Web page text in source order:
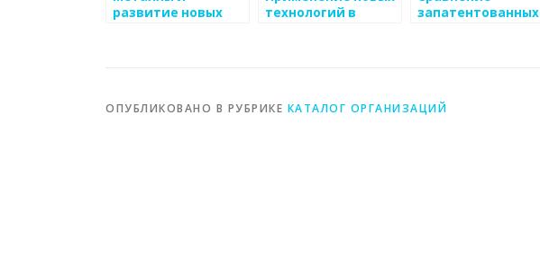
развитие новых
технологий в
запатентованных
ОПУБЛИКОВАНО В РУБРИКЕ КАТАЛОГ ОРГАНИЗАЦИЙ